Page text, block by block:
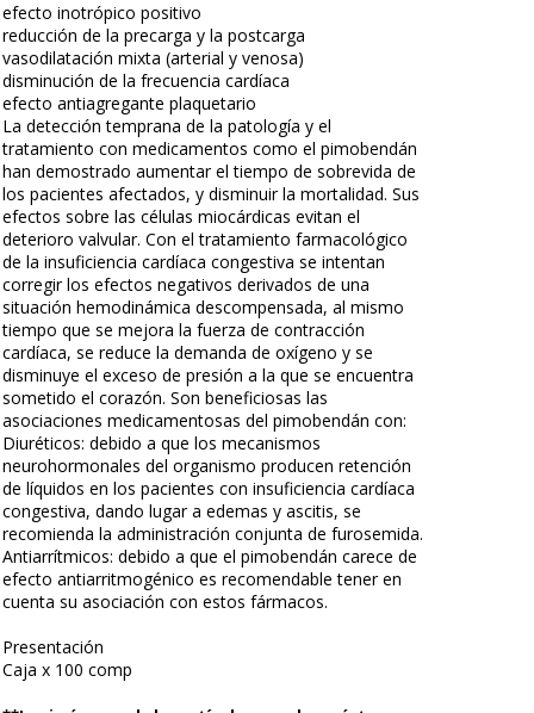
efecto inotrópico positivo
reducción de la precarga y la postcarga
vasodilatación mixta (arterial y venosa)
disminución de la frecuencia cardíaca
efecto antiagregante plaquetario
La detección temprana de la patología y el
tratamiento con medicamentos como el pimobendán
han demostrado aumentar el tiempo de sobrevida de
los pacientes afectados, y disminuir la mortalidad. Sus
efectos sobre las células miocárdicas evitan el
deterioro valvular. Con el tratamiento farmacológico
de la insuficiencia cardíaca congestiva se intentan
corregir los efectos negativos derivados de una
situación hemodinámica descompensada, al mismo
tiempo que se mejora la fuerza de contracción
cardíaca, se reduce la demanda de oxígeno y se
disminuye el exceso de presión a la que se encuentra
sometido el corazón. Son beneficiosas las
asociaciones medicamentosas del pimobendán con:
Diuréticos: debido a que los mecanismos
neurohormonales del organismo producen retención
de líquidos en los pacientes con insuficiencia cardíaca
congestiva, dando lugar a edemas y ascitis, se
recomienda la administración conjunta de furosemida.
Antiarrítmicos: debido a que el pimobendán carece de
efecto antiarritmogénico es recomendable tener en
cuenta su asociación con estos fármacos.
Presentación
Caja x 100 comp